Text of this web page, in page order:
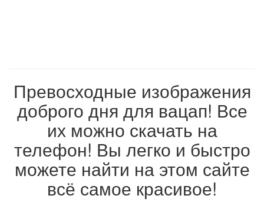
Превосходные изображения
доброго дня для вацап! Все
их можно скачать на
телефон! Вы легко и быстро
можете найти на этом сайте
всё самое красивое!